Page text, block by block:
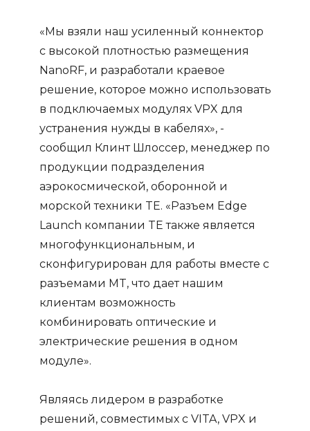
«Мы взяли наш усиленный коннектор
с высокой плотностью размещения
NanoRF, и разработали краевое
решение, которое можно использовать
в подключаемых модулях VPX для
устранения нужды в кабелях», -
сообщил Клинт Шлоссер, менеджер по
продукции подразделения
аэрокосмической, оборонной и
морской техники TE. «Разъем Edge
Launch компании TE также является
многофункциональным, и
сконфигурирован для работы вместе с
разъемами MT, что дает нашим
клиентам возможность
комбинировать оптические и
электрические решения в одном
модуле».
Являясь лидером в разработке
решений, совместимых с VITA, VPX и